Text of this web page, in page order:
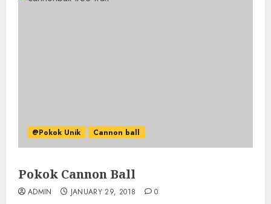
@Pokok Unik Cannon ball
Pokok Cannon Ball
ADMIN JANUARY 29, 2018 0